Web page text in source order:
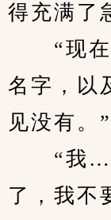
得充满了
“现在
名字，以
见没有。”
“我…没
了，我不